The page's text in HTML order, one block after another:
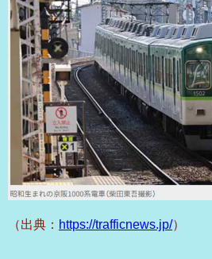
（出典： https://trafficnews.jp/）